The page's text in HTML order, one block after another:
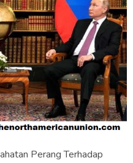
Perang Terhadap